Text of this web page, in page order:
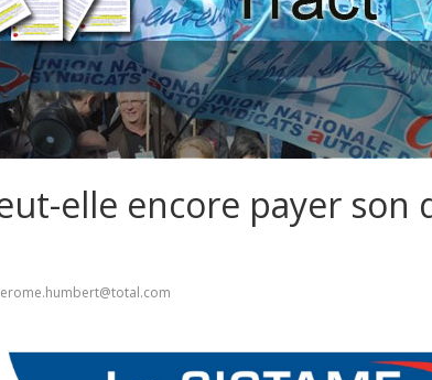
elle encore payer son